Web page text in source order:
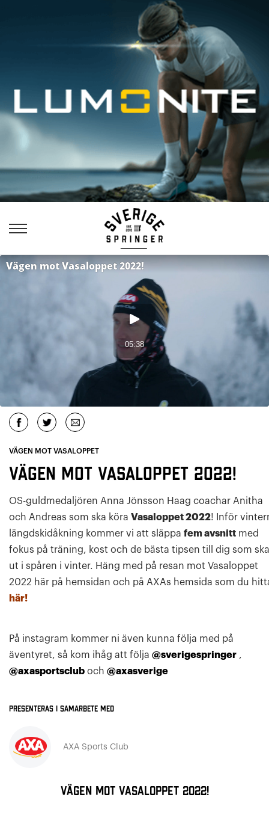
VÄGEN MOT VASALOPPET
Vägen mot Vasaloppet 2022!
OS-guldmedaljören Anna Jönsson Haag coachar Anitha
och Andreas som ska köra Vasaloppet 2022! Inför
längdskidåkning kommer vi att släppa fem avsnitt med
fokus på träning, kost och de bästa tipsen till dig som ska
ut i spåren i vinter. Häng med på resan mot Vasaloppet
2022 här på hemsidan och på AXAs hemsida som du
här!
På instagram kommer ni även kunna följa med på
äventyret, så kom ihåg att följa @sverigespringer ,
@axasportsclub och @axasverige
Presenteras i samarbete med
AXA Sports Club
VÄGEN MOT VASALOPPET 2022!